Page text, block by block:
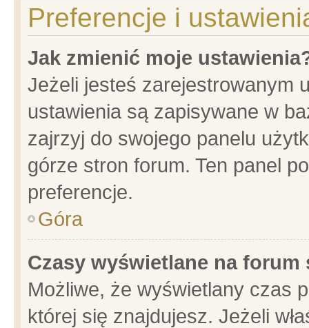
Preferencje i
Jak zmienić moje
Jeżeli jesteś zarejestrowanym
ustawienia są zapisywane w
zajrzyj do swojego panelu
górze stron forum. Ten panel
preferencje.
Góra
Czasy wyświetlane na forum
Możliwe, że wyświetlany czas
której się znajdujesz. Jeżeli